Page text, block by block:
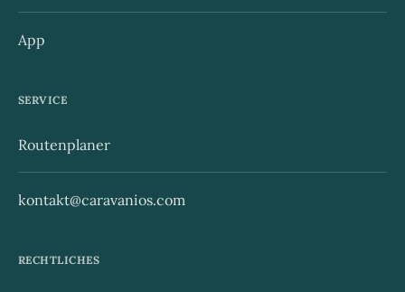
App
SERVICE
Routenplaner
kontakt@caravanios.com
RECHTLICHES